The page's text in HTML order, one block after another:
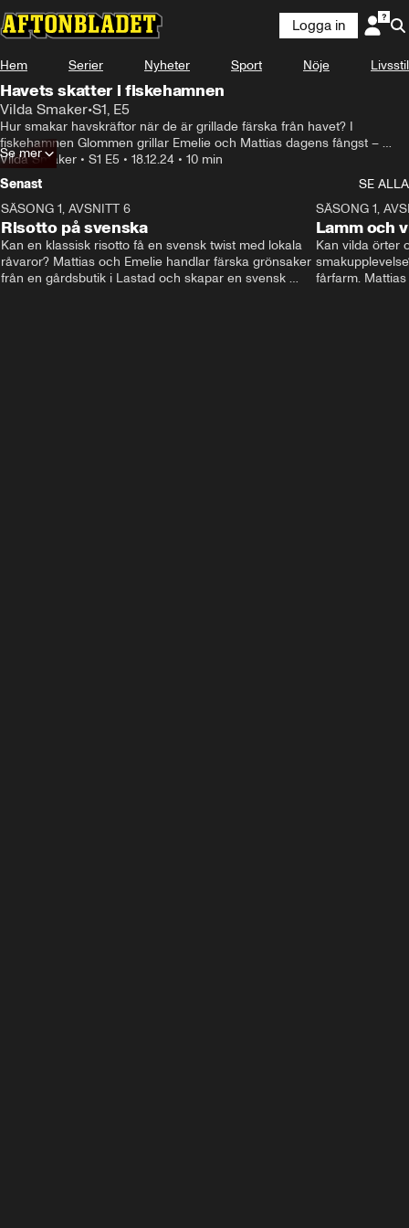
Logga in
Hem Serier Nyheter Sport Nöje Livsstil
Havets skatter i fiskehamnen
Vilda Smaker•S1, E5
Hur smakar havskräftor när de är grillade färska från havet? I
fiskehamnen Glommen grillar Emelie och Mattias dagens fångst –
havskräftor. Tillsammans med en somrig sallad blir det en fräsch och
färgsprakande måltid.
Vilda Smaker • S1 E5 • 18.12.24 • 10 min
Se mer
Senast
SE ALLA
SÄSONG 1, AVSNITT 6
Risotto på svenska
Kan en klassisk risotto få en svensk twist med lokala
råvaror? Mattias och Emelie handlar färska grönsaker
från en gårdsbutik i Lastad och skapar en svensk
SÄSONG 1,
Lamm och
Kan vilda örter
fårfarm.